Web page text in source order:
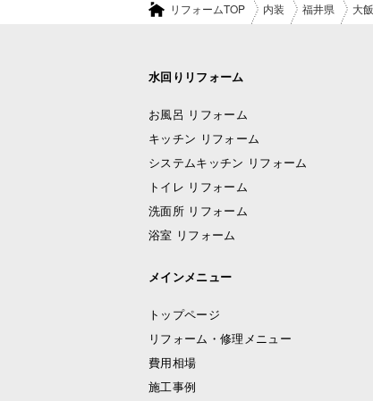
リフォームTOP 内装 福井県 大
水回りリフォーム
お風呂 リフォーム
キッチン リフォーム
システムキッチン リフォーム
トイレ リフォーム
洗面所 リフォーム
浴室 リフォーム
メインメニュー
トップページ
リフォーム・修理メニュー
費用相場
施工事例